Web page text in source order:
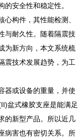
安全性和稳定性。
构件，其性能检测、
与耐久性。随着隔震技
为新方向，本文系统梳
震技术发展趋势，为工
器或设备的重量，并使
盆式橡胶支座是能满足
的新型产品。所以近几
病害也有密切关系。所